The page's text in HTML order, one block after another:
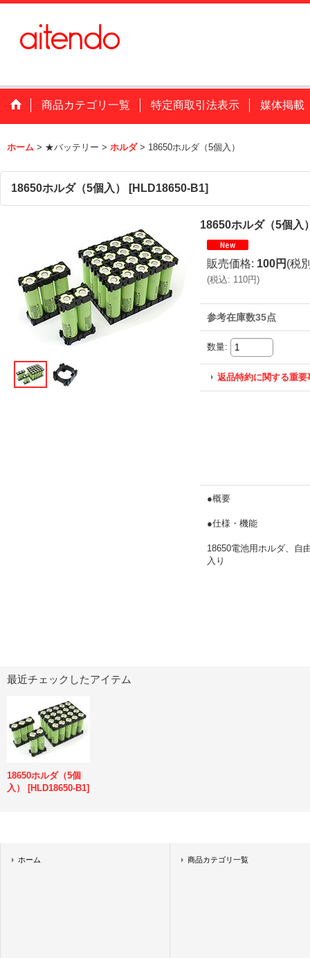
商品カテゴリ一覧 特定商取引法表示 媒体掲載
ホーム > ★バッテリー > ホルダ > 18650ホルダ（5個入）
18650ホルダ（5個入） [HLD18650-B1]
18650ホルダ（5個入
販売価格: 100円 (税
(税込: 110円)
参考在庫数35点
数量:
返品特約に関する重要
●概要
●仕様・機能
18650電池用ホルダ、自
入り
最近チェックしたアイテム
18650ホルダ（5個
入）
[HLD18650-B1]
ホーム 商品カテゴリ一覧